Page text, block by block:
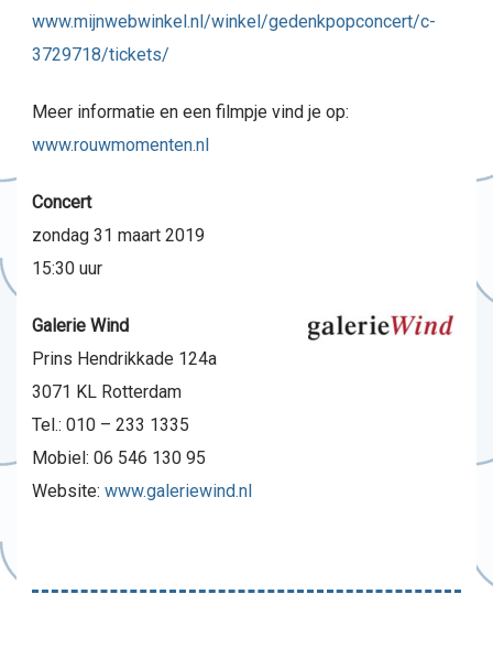
www.mijnwebwinkel.nl/winkel/gedenkpopconcert/c-
3729718/tickets/
Meer informatie en een filmpje vind je op:
www.rouwmomenten.nl
Concert
zondag 31 maart 2019
15:30 uur
Galerie Wind
Prins Hendrikkade 124a
3071 KL Rotterdam
Tel.: 010 – 233 1335
Mobiel: 06 546 130 95
Website: www.galeriewind.nl